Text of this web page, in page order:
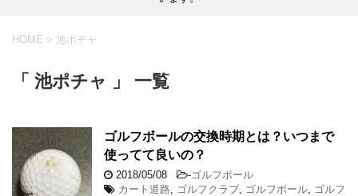
HOME > 池ポチャ
「 池ポチャ 」 一覧
ゴルフボールの交換時期とは？いつまで
使ってて良いの？
2018/05/08 -ゴルフボール
カート道路
ゴルフクラブ ゴルフボール
ゴルフ